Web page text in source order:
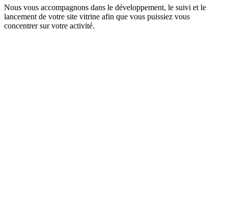
Nous vous accompagnons dans le développement, le suivi et le
lancement de votre site vitrine afin que vous puissiez vous
concentrer sur votre activité.